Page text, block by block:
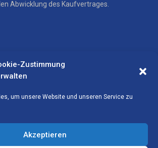
Zustimmung
um unsere Website und unseren Service zu
Akzeptieren
Abwicklung des Kaufvertrages.
71, D-32758 Detmold
270 271